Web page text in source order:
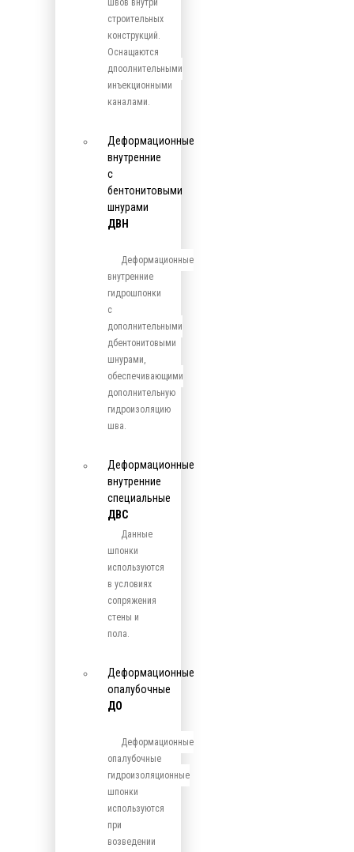
швов внутри
строительных
конструкций.
Оснащаются
дпоолнительными
инъекционными
каналами.
Деформационные
внутренние
с
бентонитовыми
шнурами
ДВН
Деформационные
внутренние
гидрошпонки
с
дополнительными
дбентонитовыми
шнурами,
обеспечивающими
дополнительную
гидроизоляцию
шва.
Деформационные
внутренние
специальные
ДВС
Данные
шпонки
используются
в условиях
сопряжения
стены и
пола.
Деформационные
опалубочные
ДО
Деформационные
опалубочные
гидроизоляционные
шпонки
используются
при
возведении